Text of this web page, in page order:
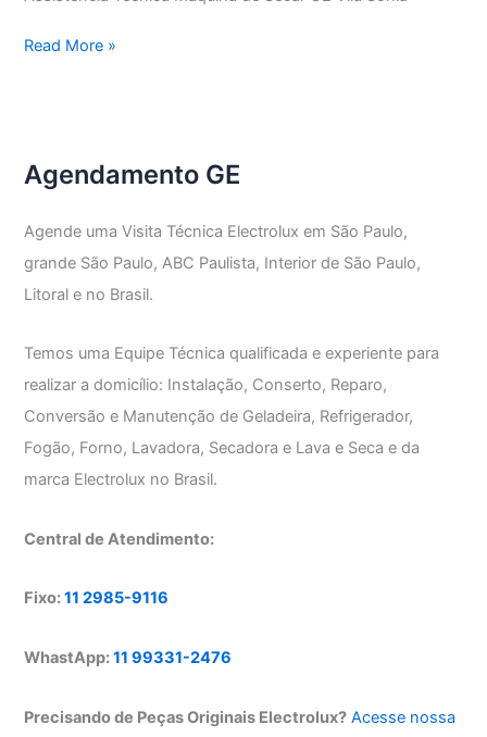
Assistência
GE
Read More »
Agendamento GE
Agende uma Visita Técnica Electrolux em São Paulo,
grande São Paulo, ABC Paulista, Interior de São Paulo,
Litoral e no Brasil.
Temos uma Equipe Técnica qualificada e experiente para
realizar a domicílio: Instalação, Conserto, Reparo,
Conversão e Manutenção de Geladeira, Refrigerador,
Fogão, Forno, Lavadora, Secadora e Lava e Seca e da
marca Electrolux no Brasil.
Central de Atendimento:
Fixo:11 2985-9116
WhastApp:11 99331-2476
Precisando de Peças Originais Electrolux? Acesse nossa